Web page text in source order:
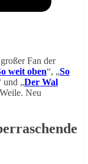
Fan der
weit oben“, „So
und „Der Wal
Neu